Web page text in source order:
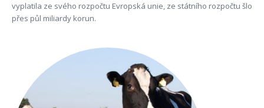
vyplatila ze svého rozpočtu Evropská unie, ze státního rozpočtu šlo
přes půl miliardy korun.